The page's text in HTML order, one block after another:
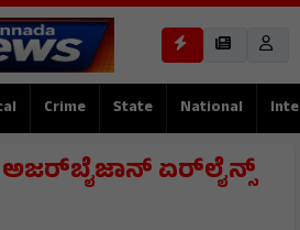
Crime State National
ಅಜರ್‌ಬೈಜಾನ್ ಏರ್‌ಲೈನ್ಸ್